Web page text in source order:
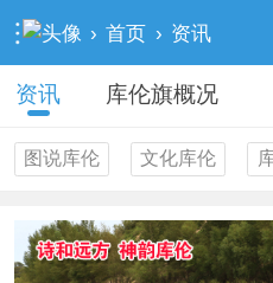
› 首页 › 资讯
资讯 库伦旗概况
图说库伦 文化库伦